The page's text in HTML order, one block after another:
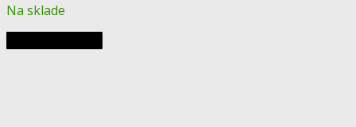
bola:
24,00 €.19,20 €.
Na sklade